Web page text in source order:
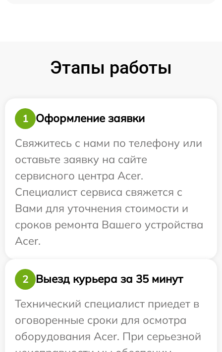
Этапы работы
1
Оформление заявки
Свяжитесь с нами по телефону или
оставьте заявку на сайте
сервисного центра Acer.
Специалист сервиса свяжется с
Вами для уточнения стоимости и
сроков ремонта Вашего устройства
Acer.
2
Выезд курьера за 35 минут
Технический специалист приедет в
оговоренные сроки для осмотра
оборудования Acer. При серьезной